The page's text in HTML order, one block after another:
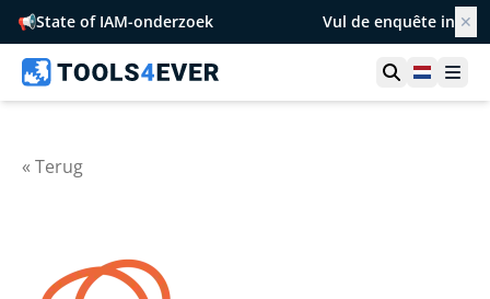
📢State of IAM-onderzoek Vul de enquête in ✕
Toon zoek
« Terug